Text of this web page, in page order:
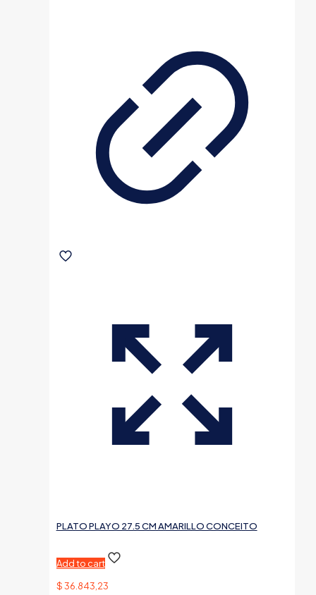
PLATO PLAYO 27.5 CM AMARILLO CONCEITO
Add to cart
$36.843,23